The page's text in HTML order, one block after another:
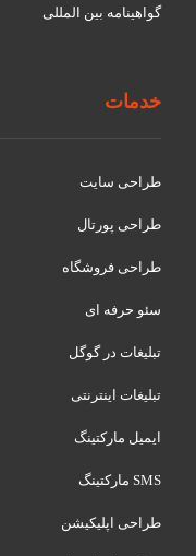
گواهينامه بین المللی
خدمات
طراحی سایت
طراحی پورتال
طراحی فروشگاه
سئو حرفه ای
تبلیغات در گوگل
تبلیغات اینترنتی
ایمیل مارکتینگ
SMS مارکتینگ
طراحی اپلیکیشن